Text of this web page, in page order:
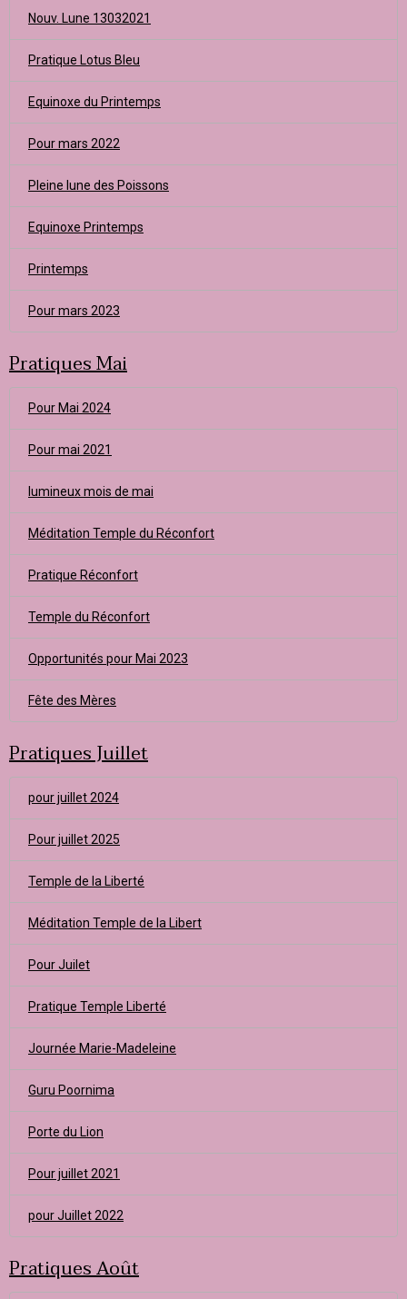
Nouv. Lune 13032021
Pratique Lotus Bleu
Equinoxe du Printemps
Pour mars 2022
Pleine lune des Poissons
Equinoxe Printemps
Printemps
Pour mars 2023
Pratiques Mai
Pour Mai 2024
Pour mai 2021
lumineux mois de mai
Méditation Temple du Réconfort
Pratique Réconfort
Temple du Réconfort
Opportunités pour Mai 2023
Fête des Mères
Pratiques Juillet
pour juillet 2024
Pour juillet 2025
Temple de la Liberté
Méditation Temple de la Libert
Pour Juilet
Pratique Temple Liberté
Journée Marie-Madeleine
Guru Poornima
Porte du Lion
Pour juillet 2021
pour Juillet 2022
Pratiques Août